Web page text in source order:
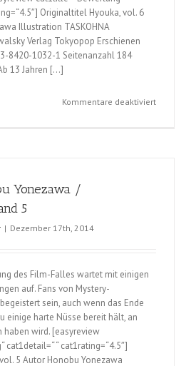
Originaltitel Hyouka, vol. 6
Illustration TASKOHNA
Verlag Tokyopop Erschienen
8420-1032-1 Seitenanzahl 184
13 Jahren […]
Kommentare deaktiviertfür
Yonezawa /
5
| Dezember 17th, 2014
des Film-Falles wartet mit einigen
auf. Fans von Mystery-
sein, auch wenn das Ende
einige harte Nüsse bereit hält, an
haben wird. [easyreview
cat1detail=“ “ cat1rating=“4.5″]
5 Autor Honobu Yonezawa